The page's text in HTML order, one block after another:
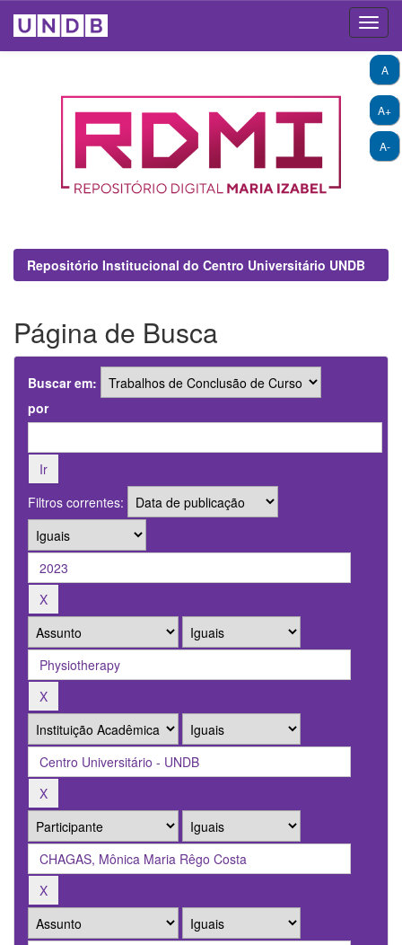
A+
A-
A
Repositório Institucional do Centro Universitário UNDB
Página de Busca
Buscar em:
por
Filtros correntes: